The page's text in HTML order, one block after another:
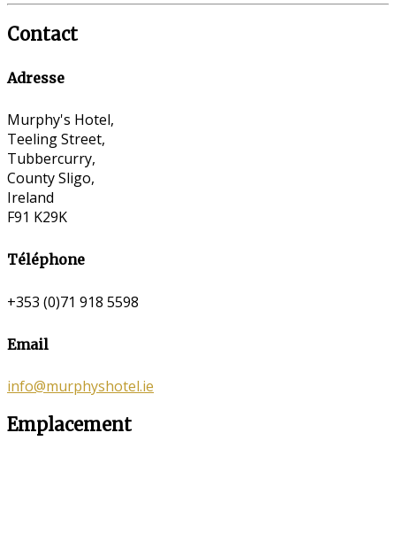
Contact
Adresse
Murphy's Hotel,
Teeling Street,
Tubbercurry,
County Sligo,
Ireland
F91 K29K
Téléphone
+353 (0)71 918 5598
Email
info@murphyshotel.ie
Emplacement